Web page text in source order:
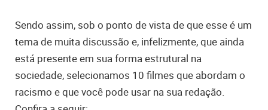
Sendo assim, sob o ponto de vista de que esse é um
tema de muita discussão e, infelizmente, que ainda
está presente em sua forma estrutural na
sociedade, selecionamos 10 filmes que abordam o
racismo e que você pode usar na sua redação.